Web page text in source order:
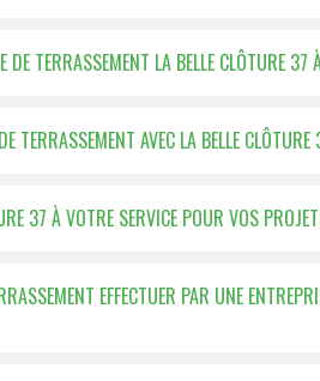
DE TERRASSEMENT LA BELLE CLÔTURE
TERRASSEMENT AVEC LA BELLE CLÔTURE
37 À VOTRE SERVICE POUR VOS
EFFECTUER PAR UNE